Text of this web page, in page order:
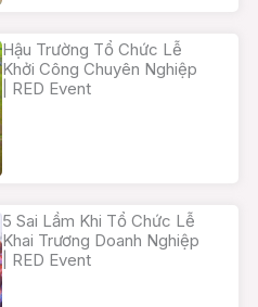
Hậu Trường Tổ Chức Lễ
Khởi Công Chuyên Nghiệp
| RED Event
5 Sai Lầm Khi Tổ Chức Lễ
Khai Trương Doanh Nghiệp
| RED Event